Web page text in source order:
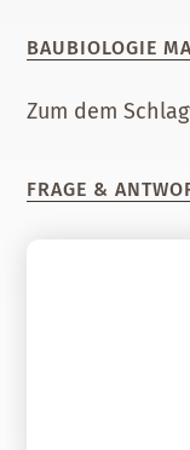
BAUBIOLOGIE
Zum dem
FRAGE &